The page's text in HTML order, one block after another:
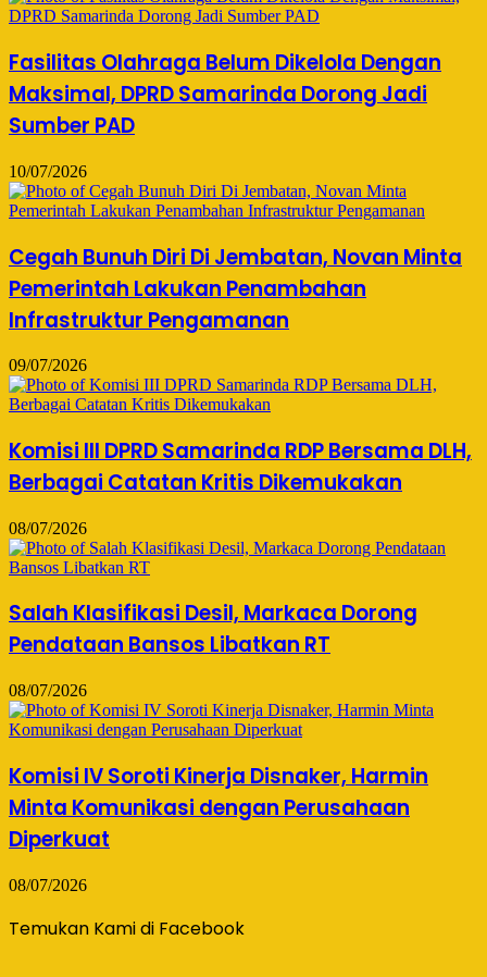
Fasilitas Olahraga Belum Dikelola Dengan
Maksimal, DPRD Samarinda Dorong Jadi
Sumber PAD
10/07/2026
Cegah Bunuh Diri Di Jembatan, Novan Minta
Pemerintah Lakukan Penambahan
Infrastruktur Pengamanan
09/07/2026
Komisi III DPRD Samarinda RDP Bersama DLH,
Berbagai Catatan Kritis Dikemukakan
08/07/2026
Salah Klasifikasi Desil, Markaca Dorong
Pendataan Bansos Libatkan RT
08/07/2026
Komisi IV Soroti Kinerja Disnaker, Harmin
Minta Komunikasi dengan Perusahaan
Diperkuat
08/07/2026
Temukan Kami di Facebook